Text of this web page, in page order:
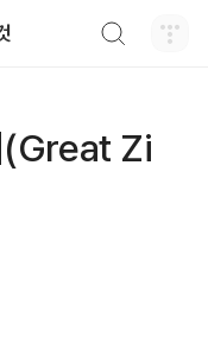
(Great Zi